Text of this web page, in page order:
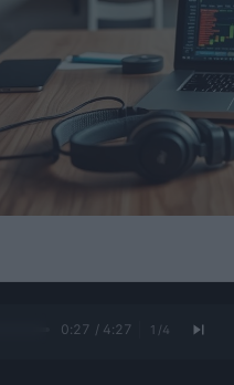
0:28 / 4:27 1 /4